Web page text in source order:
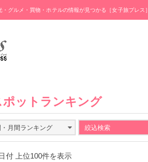
グルメ・買物・ホテルの情報が見つかる［女子旅プレス］
ポットランキング
月間ランキング 絞込検索
付 上位100件を表示